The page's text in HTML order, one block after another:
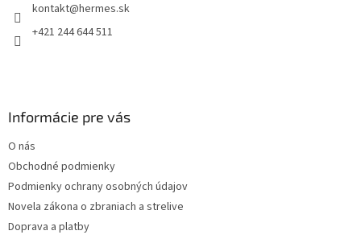
kontakt@hermes.sk
+421 244 644 511
Informácie pre vás
O nás
Obchodné podmienky
Podmienky ochrany osobných údajov
Novela zákona o zbraniach a strelive
Doprava a platby